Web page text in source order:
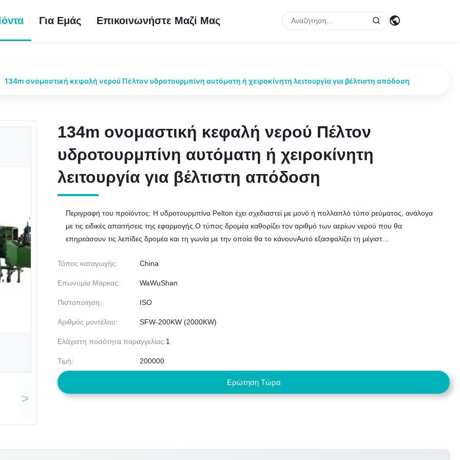
Για Εμάς Επικοινωνήστε Μαζί Μας
134m ονομαστική κεφαλή νερού Πέλτον υδροτουρμπίνη αυτόματη ή χειροκίνητη λειτουργία για βέλτιστη απόδοση
>
134m ονομαστική κεφαλή νερού Πέλτον
υδροτουρμπίνη αυτόματη ή χειροκίνητη
λειτουργία για βέλτιστη απόδοση
134m ονομαστική κεφαλή νερού Πέλτον
υδροτουρμπίνη αυτόματη ή χειροκίνητη
λειτουργία για βέλτιστη απόδοση
Περιγραφή του προϊόντος: Η υδροτουρμπίνα Pelton έχει σχεδιαστεί με μονό ή πολλαπλό τύπο ρεύματος, ανάλογα
με τις ειδικές απαιτήσεις της εφαρμογής.Ο τύπος δρομέα καθορίζει τον αριθμό των αερίων νερού που θα
επηρεάσουν τις λεπίδες δρομέα και τη γωνία με την οποία θα το κάνουνΑυτό εξασφαλίζει τη μέγιστ...
Τόπος καταγωγής: China
Επωνυμία Μάρκας: WaWuShan
Πιστοποίηση: ISO
Αριθμός μοντέλου: SFW-200KW (2000KW)
Ελάχιστη ποσότητα παραγγελίας:1
Τιμή: 200000
Ερώτηση Τώρα